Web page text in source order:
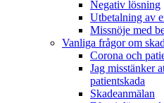
Negativ lösning
Utbetalning av
Missnöje med
Vanliga frågor om
Corona och
Jag misstänker
patientskada
Skadeanmälan